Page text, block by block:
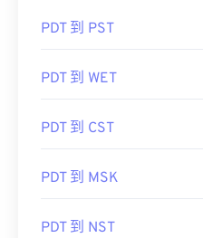
PDT 到 PST
PDT 到 WET
PDT 到 CST
PDT 到 MSK
PDT 到 NST